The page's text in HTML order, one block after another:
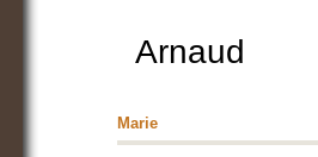
Arnaud
Marie